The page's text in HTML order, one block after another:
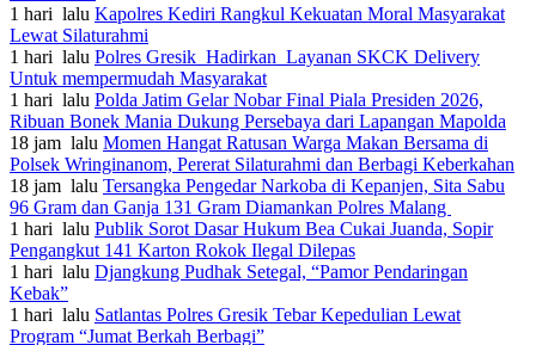
1 hari lalu Kapolres Kediri Rangkul Kekuatan Moral Masyarakat
Lewat Silaturahmi
1 hari lalu Polres Gresik Hadirkan Layanan SKCK Delivery
Untuk mempermudah Masyarakat
1 hari lalu Polda Jatim Gelar Nobar Final Piala Presiden 2026,
Ribuan Bonek Mania Dukung Persebaya dari Lapangan Mapolda
18 jam lalu Momen Hangat Ratusan Warga Makan Bersama di
Polsek Wringinanom, Pererat Silaturahmi dan Berbagi Keberkahan
18 jam lalu Tersangka Pengedar Narkoba di Kepanjen, Sita Sabu
96 Gram dan Ganja 131 Gram Diamankan Polres Malang
1 hari lalu Publik Sorot Dasar Hukum Bea Cukai Juanda, Sopir
Pengangkut 141 Karton Rokok Ilegal Dilepas
1 hari lalu Djangkung Pudhak Setegal, “Pamor Pendaringan
Kebak”
1 hari lalu Satlantas Polres Gresik Tebar Kepedulian Lewat
Program “Jumat Berkah Berbagi”